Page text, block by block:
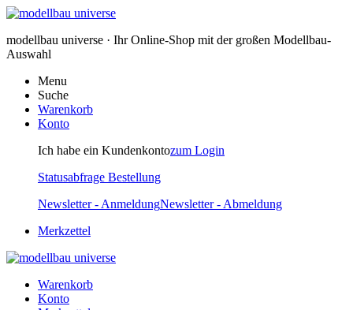
modellbau universe · Ihr Online-Shop mit der großen Modellbau-
Auswahl
Menu
Suche
Warenkorb
Konto
Ich habe ein Kundenkontozum Login
Statusabfrage Bestellung
Newsletter - AnmeldungNewsletter - Abmeldung
Merkzettel
Warenkorb
Konto